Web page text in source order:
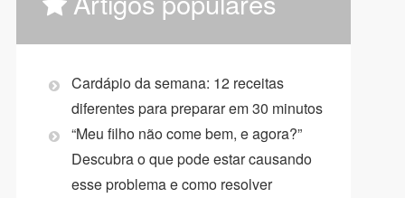
Cardápio da semana: 12 receitas
diferentes para preparar em 30 minutos
“Meu filho não come bem, e agora?”
Descubra o que pode estar causando
esse problema e como resolver